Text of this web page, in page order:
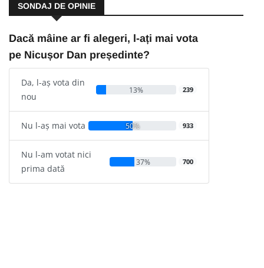
SONDAJ DE OPINIE
Dacă mâine ar fi alegeri, l-ați mai vota
pe Nicușor Dan președinte?
Da, l-aș vota din
nou
13% 239
Nu l-aș mai vota 50% 933
Nu l-am votat nici
prima dată
37% 700